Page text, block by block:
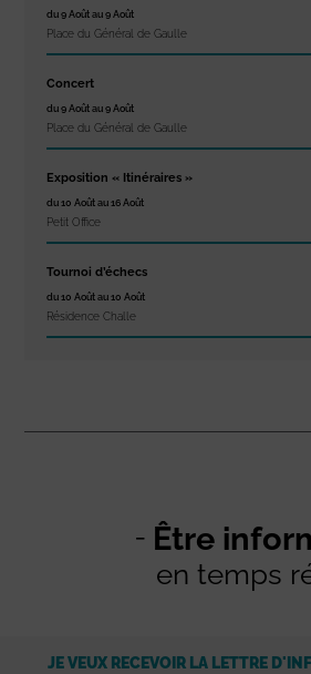
du 9 Août au 9 Août
Place du Général de Gaulle
Concert
du 9 Août au 9 Août
Place du Général de Gaulle
Exposition « Itinéraires »
du 10 Août au 16 Août
Petit Office
Tournoi d’échecs
du 10 Août au 10 Août
Résidence Challe
Être
en temps
JE VEUX RECEVOIR LA LETTRE